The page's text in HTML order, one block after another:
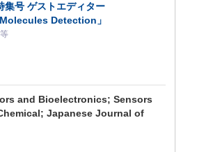
号 ゲストエディター
Detection」
and Bioelectronics; Sensors
Japanese Journal of